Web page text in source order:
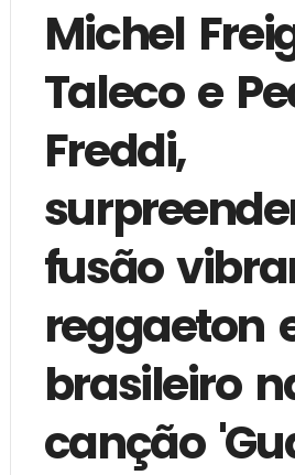
Michel
Taleco e
Freddi,
fusão
reggaeton
brasileiro
canção